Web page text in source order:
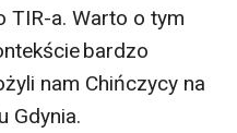
TIR-a. Warto o tym
bardzo
nam Chińczycy na
Gdynia.